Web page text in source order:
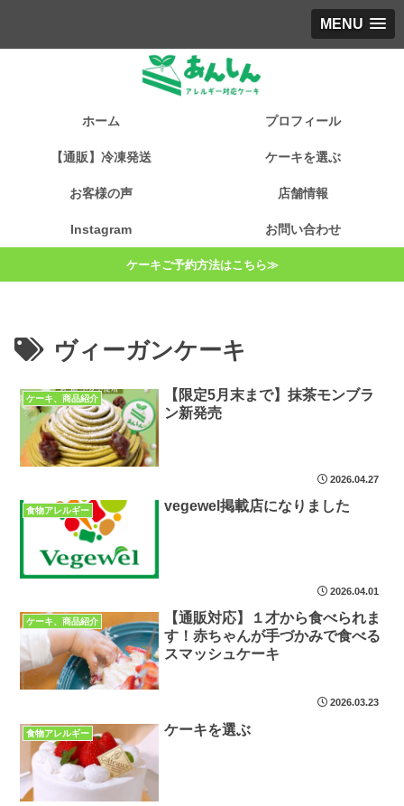
MENU
ホーム プロフィール
【通販】冷凍発送 ケーキを選ぶ
お客様の声 店舗情報
Instagram お問い合わせ
ケーキご予約方法はこちら≫
ヴィーガンケーキ
ケーキ、商品紹介
【限定5月末まで】抹茶モンブラ
ン新発売
2026.04.27
食物アレルギー vegewel掲載店になりました
2026.04.01
ケーキ、商品紹介
【通販対応】１才から食べられま
す！赤ちゃんが手づかみで食べる
スマッシュケーキ
2026.03.23
食物アレルギー ケーキを選ぶ